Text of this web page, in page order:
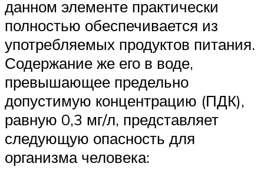
данном элементе практически
полностью обеспечивается из
употребляемых продуктов питания.
Содержание же его в воде,
превышающее предельно
допустимую концентрацию (ПДК),
равную 0,3 мг/л, представляет
следующую опасность для
организма человека: